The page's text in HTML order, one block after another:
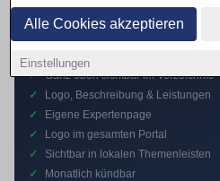
Alle Cookies akzeptieren
Einstellungen
Mehr Anfragen mit
Premium-Eintrag
✓ Ganz oben sichtbar im Verzeichnis
✓
Logo, Beschreibung & Leistungen
✓
Eigene Expertenpage
✓
Logo im gesamten Portal
✓
Sichtbar in lokalen Themenleisten
✓
Monatlich kündbar